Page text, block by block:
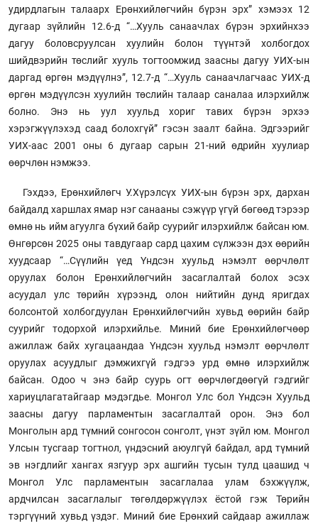
удирдлагын талаарх Ерөнхийлөгчийн бүрэн эрх” хэмээх 12
дугаар зүйлийн 12.6-д “…Хууль санаачлах бүрэн эрхийнхээ
дагуу боловсруулсан хуулийн болон түүнтэй холбогдох
шийдвэрийн төслийг хууль тогтоомжид заасны дагуу УИХ-ын
даргад өргөн мэдүүлнэ”, 12.7-д “…Хууль санаачлагчаас УИХ-д
өргөн мэдүүлсэн хуулийн төслийн талаар саналаа илэрхийлж
болно. Энэ нь уул хуульд хориг тавих бүрэн эрхээ
хэрэгжүүлэхэд саад болохгүй” гэсэн заалт байна. Эдгээрийг
УИХ-аас 2001 оны 6 дугаар сарын 21-ний өдрийн хуулиар
өөрчлөн нэмжээ.
Гэхдээ, Ерөнхийлөгч У.Хүрэлсүх УИХ-ын бүрэн эрх, дархан
байдалд харшлах ямар нэг санааны сэжүүр үгүй бөгөөд тэрээр
өмнө нь ийм агуулга бүхий байр суурийг илэрхийлж байсан юм.
Өнгөрсөн 2025 оны тавдугаар сард цахим сүлжээн дэх өөрийн
хуудсаар “…Сүүлийн үед Үндсэн хуульд нэмэлт өөрчлөлт
оруулах болон Ерөнхийлөгчийн засаглалтай болох эсэх
асуудал улс төрийн хүрээнд, олон нийтийн дунд яригдах
болсонтой холбогдуулан Ерөнхийлөгчийн хувьд өөрийн байр
суурийг тодорхой илэрхийлье. Миний бие Ерөнхийлөгчөөр
ажиллаж байх хугацаандаа Үндсэн хуульд нэмэлт өөрчлөлт
оруулах асуудлыг дэмжихгүй гэдгээ урд өмнө илэрхийлж
байсан. Одоо ч энэ байр суурь огт өөрчлөгдөөгүй гэдгийг
хариуцлагатайгаар мэдэгдье. Монгол Улс бол Үндсэн Хуульд
заасны дагуу парламентын засаглалтай орон. Энэ бол
Монголын ард түмний сонгосон сонголт, үнэт зүйл юм. Монгол
Улсын тусгаар тогтнол, үндэсний аюулгүй байдал, ард түмний
эв нэгдлийг хангах язгуур эрх ашгийн тусын тулд цаашид ч
Монгол Улс парламентын засаглалаа улам бэхжүүлж,
ардчилсан засаглалыг төгөлдөржүүлэх ёстой гэж Төрийн
тэргүүний хувьд үздэг. Миний бие Ерөнхий сайдаар ажиллаж